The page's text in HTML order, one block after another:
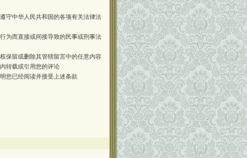
守中华人民共和国的各项有关法律法
为而直接或间接导致的民事或刑事法
保留或删除其管辖留言中的任意内容
转载或引用您的评论
您已经阅读并接受上述条款